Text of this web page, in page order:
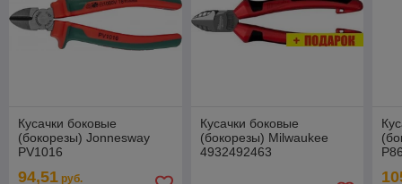
Кусачки боковые
(бокорезы) Jonnesway
PV1016
94,51 руб.
Кусачки боковые
(бокорезы) Milwaukee
4932492463